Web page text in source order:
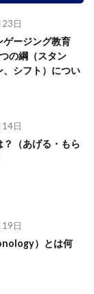
日
ゲージング教育
の綱（スタン
、シフト）につい
日
？（あげる・もら
日
）とは何